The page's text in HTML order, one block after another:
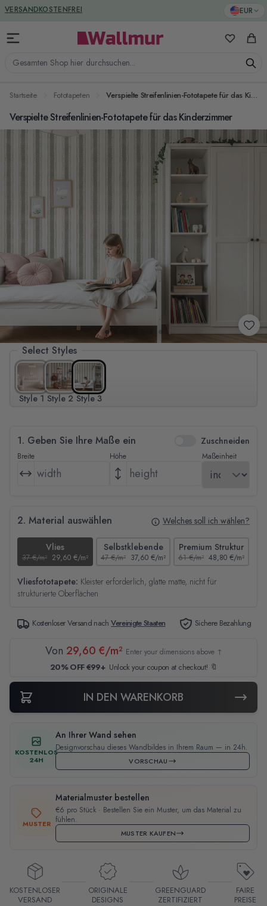
Zum Inhalt springen EUR
Gesamten Shop hier durchsuchen...
Meine
VERSANDKOSTENFREI
GREENGUARD ZERTIFIZIERT
Startseite Fototapeten Verspielte Streifenlinien-Fototapete für das Kinderzimmer
Verspielte Streifenlinien-Fototapete für das Kinderzimmer
Select Styles
Style 1 Style 2 Style 3
1. Geben Sie Ihre Maße ein Zuschneiden
Breite Höhe Maßeinheit
2. Material auswählen Welches soll ich wählen?
Vlies
37 €/m² 29,60 €/m²
Selbstklebende
47 €/m² 37,60 €/m²
Premium Struktur
61 €/m² 48,80 €/m²
Vliesfototapete: Kleister erforderlich, glatte matte, nicht für
strukturierte Oberflächen
Kostenloser Versand nachVereinigte Staaten Sichere Bezahlung
Von 29,60 €/m² Enter your dimensions above ↑
20% OFF €99+ Unlock your coupon at checkout! 🔖
IN DEN WARENKORB
KOSTENLOS
24H
An Ihrer Wand sehen
Designvorschau dieses Wandbildes in Ihrem Raum — in 24h.
VORSCHAU
MUSTER
Materialmuster bestellen
€6 pro Stück · Bestellen Sie ein Muster, um das Material zu
fühlen.
MUSTER KAUFEN
KOSTENLOSER
VERSAND
ORIGINALE
DESIGNS
GREENGUARD
ZERTIFIZIERT
FAIRE
PREISE